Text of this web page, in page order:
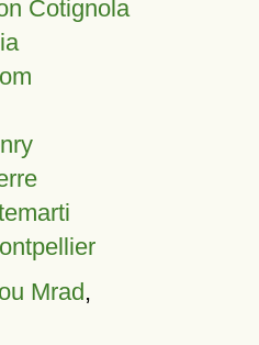
Cotignola
Mrad,